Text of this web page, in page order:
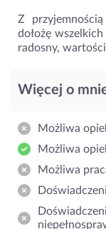
Z
dołożę
radosny,
Więcej o
Możliwa
Możliwa
Możliwa